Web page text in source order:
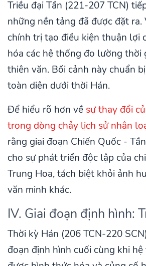
Triều đại Tần (221-207 TCN)
những nền tảng đã được đặt
chính trị tạo điều kiện thuận lợi
hóa các hệ thống đo lường thời
thiên văn. Bối cảnh này chuẩn
toàn diện dưới thời Hán.
Để hiểu rõ hơn về sự thay đổi
trong dòng chảy lịch sử nhân
rằng giai đoạn Chiến Quốc -
cho sự phát triển độc lập của
Trung Hoa, tách biệt khỏi ảnh
văn minh khác.
IV. Giai đoạn định hình:
Thời kỳ Hán (206 TCN-220
đoạn định hình cuối cùng khi